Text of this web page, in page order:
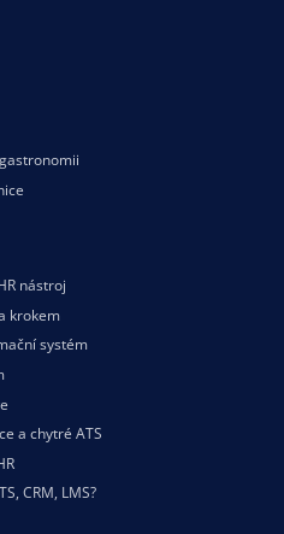
nástroj
krokem
systém
a chytré ATS
CRM, LMS?